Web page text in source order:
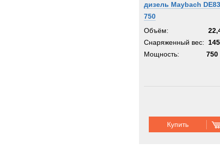
дизель Maybach
750
Объём:
Снаряженный вес:
Мощность:
750
Купить